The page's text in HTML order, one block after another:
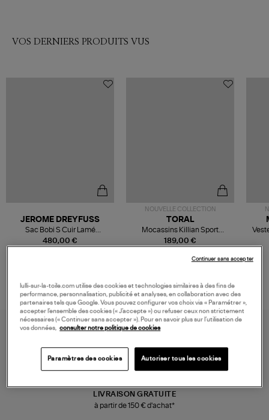
VOS DERNIERS PRODUITS VUS
480,00 €
JEROME DREYFUSS
Sac Bobi S Cuir Lamé
Champagne
NOUVELLE COLLECTION
189,00 €
TORAL
Mocassins Killian Sport
Mousse
LIVRAISON GRATUITE
à partir de 150 € d'achat*
lulli-sur-la-toile.com utilise des cookies et technologies similaires à des fins de
performance, personnalisation, publicité et analyses, en collaboration avec des
partenaires tels que Google. Vous pouvez configurer vos choix via « Paramétrer »,
accepter l’ensemble des cookies (« J’accepte ») ou refuser ceux non strictement
nécessaires (« Continuer sans accepter »). Pour en savoir plus sur l’utilisation de
vos données, consulter notre politique de cookies
Paramètres des cookies Autoriser tous les cookies
Continuer sans accepter